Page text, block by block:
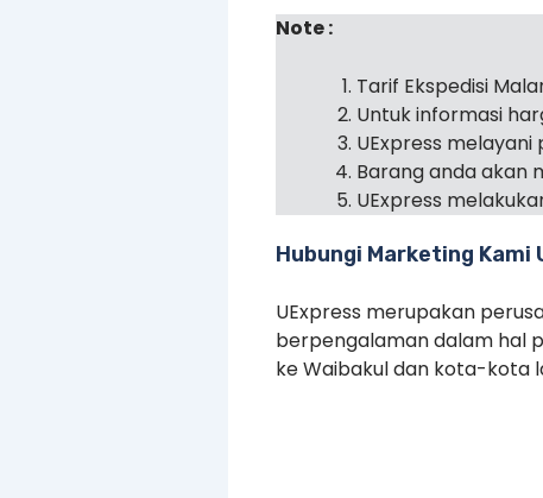
Note :
Tarif Ekspedisi
Untuk informasi
UExpress
Barang anda akan
UExpress
Hubungi Marketing Kami
UExpress merupakan
berpengalaman dalam hal
ke Waibakul dan kota-kota